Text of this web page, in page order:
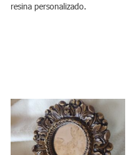
resina personalizado.